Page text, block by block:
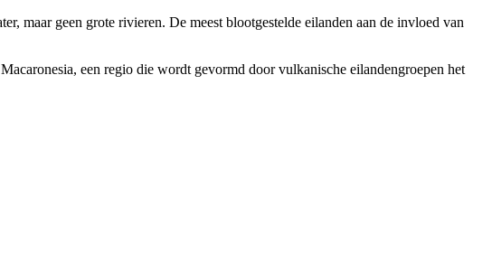
maar geen grote rivieren. De meest blootgestelde eilanden aan de invloed van
een regio die wordt gevormd door vulkanische eilandengroepen het